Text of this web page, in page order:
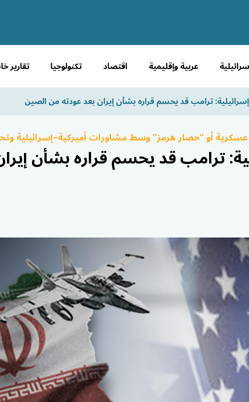
عربية وإقليمية اقتصاد تكنولوجيا تقارير
ترامب قد يحسم قراره بشأن إيران بعد عودته من الصين
أو “حصار هرمز” وسط مشاورات أميركية–إسرائيلية
ترامب قد يحسم قراره بشأن